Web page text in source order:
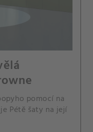
pomocí na
Pétě šaty na její